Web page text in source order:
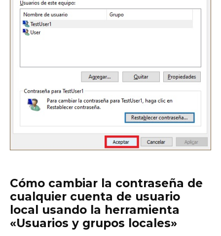
Cómo cambiar la contraseña de
cualquier cuenta de usuario
local usando la herramienta
«Usuarios y grupos locales»